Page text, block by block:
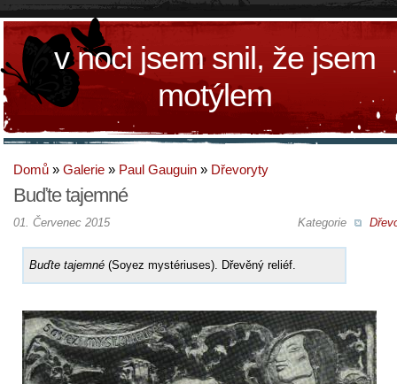
v noci jsem snil, že jsem
motýlem
Domů » Galerie » Paul Gauguin » Dřevoryty
Buďte tajemné
Kategorie
01. Červenec 2015
Buďte tajemné (Soyez mystériuses). Dřevěný reliéf.